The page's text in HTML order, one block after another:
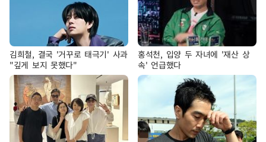
김희철, 결국 '거꾸로 태극기' 사과
"깊게 보지 못했다"
홍석천, 입양 두 자녀에 '재산 상
속' 언급했다